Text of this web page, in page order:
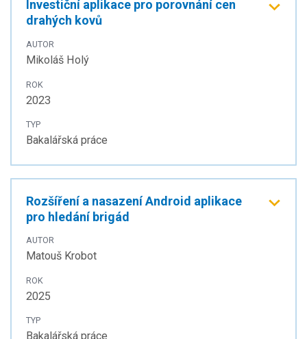
Investiční aplikace pro porovnání cen
drahých kovů
AUTOR
Mikoláš Holý
ROK
2023
TYP
Bakalářská práce
Rozšíření a nasazení Android aplikace
pro hledání brigád
AUTOR
Matouš Krobot
ROK
2025
TYP
Bakalářská práce